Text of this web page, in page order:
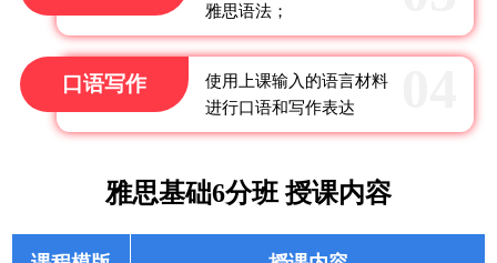
雅思语法；
口语写作
使用上课输入的语言材料
进行口语和写作表达
雅思基础6分班 授课内容